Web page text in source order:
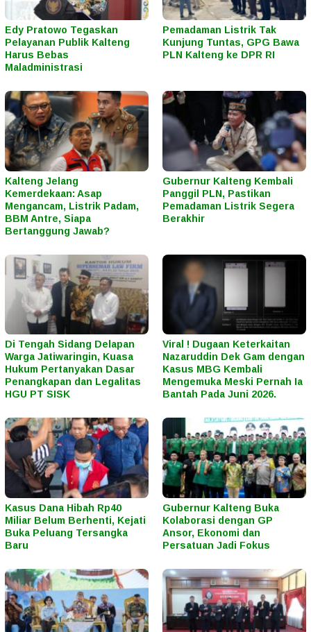
Edy Pratowo Tegaskan
Pelayanan Publik Kalteng
Harus Bebas
Maladministrasi
Pemadaman Listrik Tak
Kunjung Tuntas, GPG Bawa
PLN Kalteng ke DPR RI
Kalteng Jelang
Kemerdekaan: Asap
Mengancam, Listrik Padam,
BBM Antre, Siapa
Bertanggung Jawab?
Gubernur Kalteng Kembali
Panggil PLN, Pastikan
Pemadaman Listrik Segera
Berakhir
Di Tengah Sidang Delapan
Warga Jatiwaringin, Kuasa
Hukum Pertanyakan Dasar
Penangkapan dan Legalitas
HGU PT SISK
Viral ! Dugaan Keterkaitan
Nazaruddin Dek Gam dengan
Kasus MBG Kembali
Mengemuka Meski Pernah Ia
Bantah Pada Juni 2026.
Kasus Dana Hibah Rp40
Miliar Belum Berhenti, Kejati
Buka Peluang Tersangka
Baru
Gubernur Kalteng Buka
Kolaborasi dengan GP
Ansor, Ekonomi dan
Persatuan Jadi Fokus